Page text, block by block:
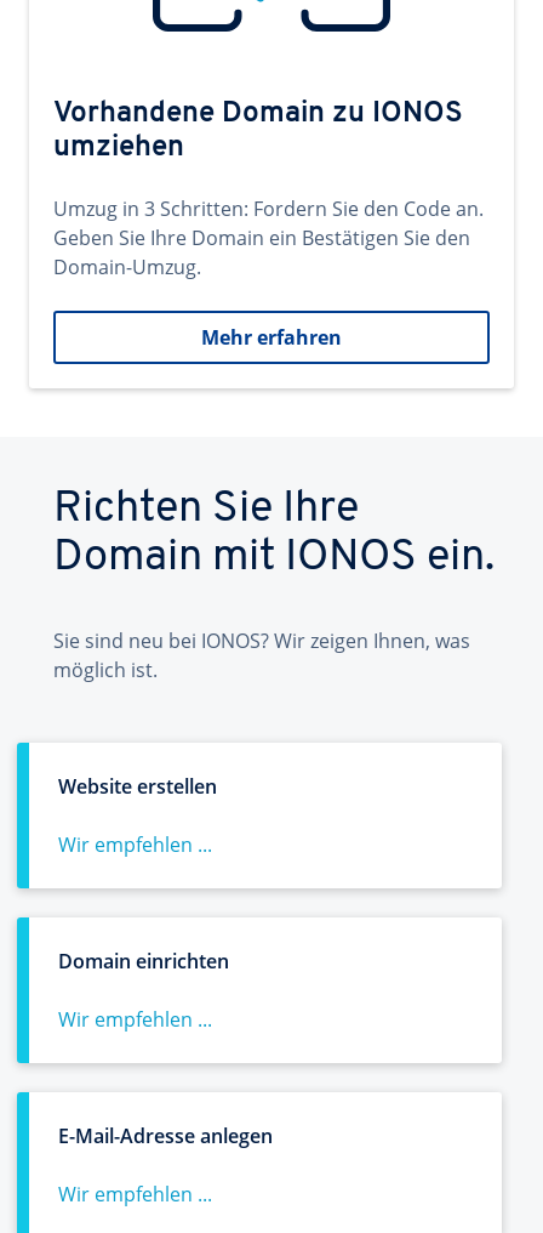
Vorhandene Domain zu IONOS
umziehen
Umzug in 3 Schritten: Fordern Sie den Code an.
Geben Sie Ihre Domain ein Bestätigen Sie den
Domain-Umzug.
Mehr erfahren
Richten Sie Ihre
Domain mit IONOS ein.
Sie sind neu bei IONOS? Wir zeigen Ihnen, was
möglich ist.
Website erstellen
Wir empfehlen ...
Domain einrichten
Wir empfehlen ...
E-Mail-Adresse anlegen
Wir empfehlen ...